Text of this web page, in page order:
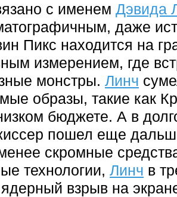
с именем Дэвида
даже
Пикс находится на
измерением, где
монстры. Линч
образы, такие как
бюджете. А в
пошел еще
скромные
технологии, Линч в
ядерный взрыв на